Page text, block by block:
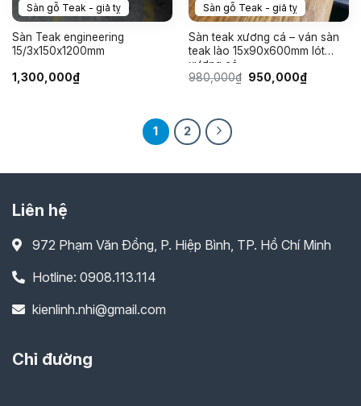
Sàn gỗ Teak - giả tỵ
Sàn Teak engineering
15/3x150x1200mm
1,300,000₫
Sàn gỗ Teak - giả tỵ
Sàn teak xương cá – ván sàn
teak lào 15x90x600mm lót
xương cá
980,000₫ Giá
950,000₫Giá
hiện
1 2
Liên hệ
972 Phạm Văn Đồng, P. Hiệp Bình, TP. Hồ Chí Minh
Hotline: 0908.113.114
kienlinh.nhi@gmail.com
Chỉ đường